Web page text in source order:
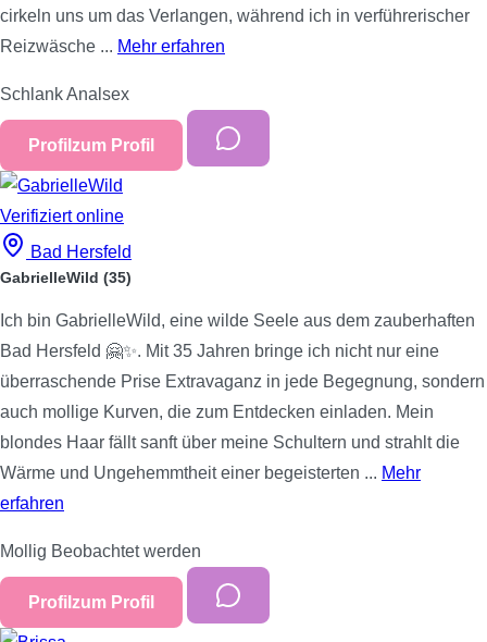
cirkeln uns um das Verlangen, während ich in verführerischer
Reizwäsche ... Mehr erfahren
SchlankAnalsex
Profil zum Profil
Verifiziertonline
Bad Hersfeld
GabrielleWild (35)
Ich bin GabrielleWild, eine wilde Seele aus dem zauberhaften
Bad Hersfeld 🤗✨. Mit 35 Jahren bringe ich nicht nur eine
überraschende Prise Extravaganz in jede Begegnung, sondern
auch mollige Kurven, die zum Entdecken einladen. Mein
blondes Haar fällt sanft über meine Schultern und strahlt die
Wärme und Ungehemmtheit einer begeisterten ... Mehr
erfahren
Mollig Beobachtet werden
Profil zum Profil